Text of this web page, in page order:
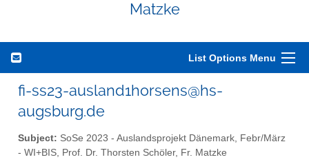
Matzke
List Options Menu
fi-ss23-ausland1horsens@hs-
augsburg.de
Subject: SoSe 2023 - Auslandsprojekt Dänemark, Febr/März
- WI+BIS, Prof. Dr. Thorsten Schöler, Fr. Matzke